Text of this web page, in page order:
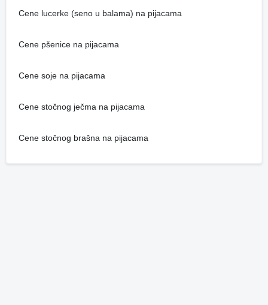
Cene lucerke (seno u balama) na pijacama
Cene pšenice na pijacama
Cene soje na pijacama
Cene stočnog ječma na pijacama
Cene stočnog brašna na pijacama